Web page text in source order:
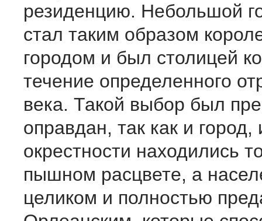
резиденцию. Небольшой
стал таким образом
городом и был столицей
течение определенного
века. Такой выбор был
оправдан, так как и город,
окрестности находились
пышном расцвете, а
целиком и полностью